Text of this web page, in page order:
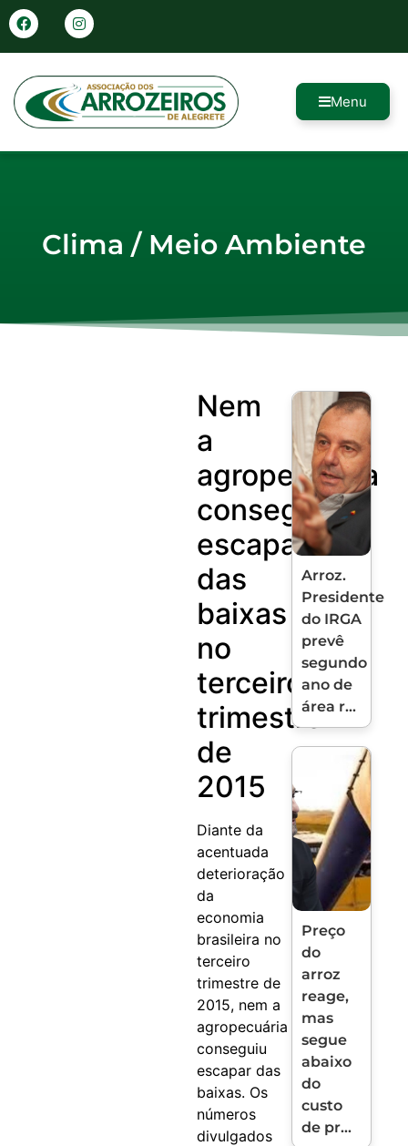
Menu
Clima / Meio Ambiente
Nem
a
agropecuária
conseguiu
escapar
das
baixas
no
terceiro
trimestre
de
2015
Diante da
acentuada
deterioração
da
economia
brasileira no
terceiro
trimestre de
2015, nem a
agropecuária
conseguiu
escapar das
baixas. Os
números
divulgados
Arroz.
Presidente
do IRGA
prevê
segundo
ano de
área r...
Preço
do
arroz
reage,
mas
segue
abaixo
do
custo
de pr...